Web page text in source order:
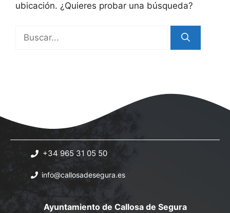
ubicación. ¿Quieres probar una búsqueda?
+34 965 31 05 50
info@callosadesegura.es
Ayuntamiento de Callosa de Segura